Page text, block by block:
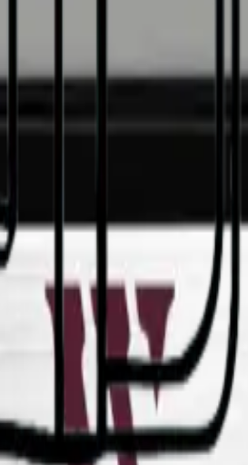
HoReCa. Elegantes estantes con